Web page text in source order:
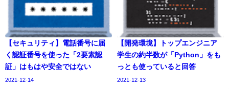
【セキュリティ】電話番号に届
く認証番号を使った「2要素認
証」はもはや安全ではない
2021-12-14
【開発環境】トップエンジニア
学生の約半数が「Python」をも
っとも使っていると回答
2021-12-13